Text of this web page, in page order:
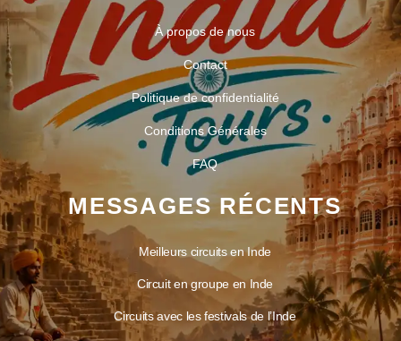
À propos de nous
Contact
Politique de confidentialité
Conditions Générales
FAQ
MESSAGES RÉCENTS
Meilleurs circuits en Inde
Circuit en groupe en Inde
Circuits avec les festivals de l’Inde